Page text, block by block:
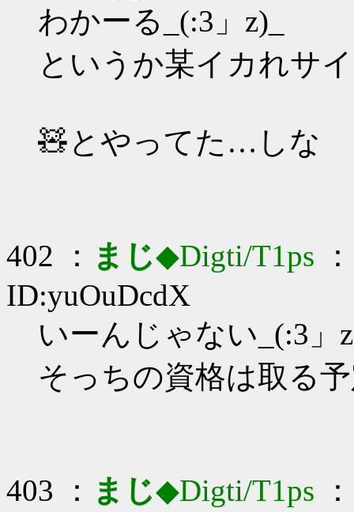
わかーる_(:3」z)_
というか某イカれサ
🧸とやってた…しな
402 ： まじ◆Digti/T1ps
ID:yuOuDcdX
いーんじゃない_(:3」
そっちの資格は取る
403 ： まじ◆Digti/T1ps